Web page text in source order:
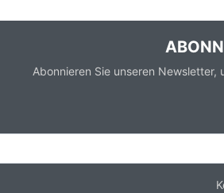
Abonnieren Sie unseren